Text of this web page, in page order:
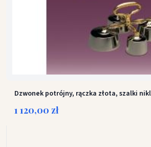
Dzwonek potrójny, rączka złota, szalki
1 120,00 zł